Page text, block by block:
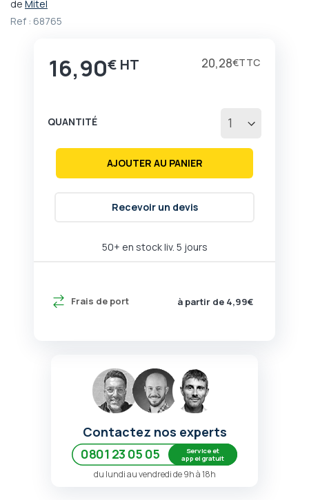
de Mitel
Ref : 68765
16,90€ 20,28€
50+ en stock liv. 5 jours
Frais de port à partir de 4,99€
QUANTITÉ
AJOUTER AU PANIER
Recevoir un devis
au
Contactez nos experts
0801 23 05 05
Service et
appel gratuit
du lundi au vendredi de 9h à 18h